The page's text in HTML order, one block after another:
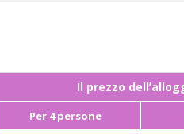
Il prezzo
Per 4 persone